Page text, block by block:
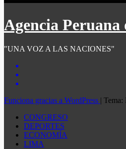
Agencia Peruana
"UNA VOZ A LAS NACIONES"
Funciona gracias a WordPress | Tema:
CONGRESO
DEPORTES
ECONOMÍA
LIMA